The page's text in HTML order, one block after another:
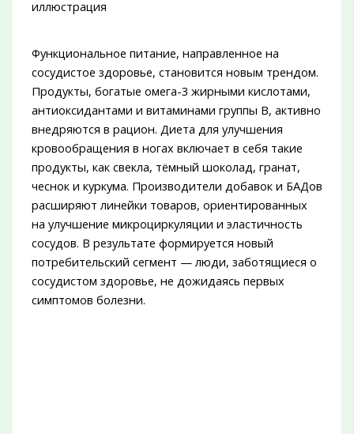
Функциональное питание, направленное на
сосудистое здоровье, становится новым трендом.
Продукты, богатые омега-3 жирными кислотами,
антиоксидантами и витаминами группы B, активно
внедряются в рацион. Диета для улучшения
кровообращения в ногах включает в себя такие
продукты, как свекла, тёмный шоколад, гранат,
чеснок и куркума. Производители добавок и БАДов
расширяют линейки товаров, ориентированных
на улучшение микроциркуляции и эластичность
сосудов. В результате формируется новый
потребительский сегмент — люди, заботящиеся о
сосудистом здоровье, не дожидаясь первых
симптомов болезни.